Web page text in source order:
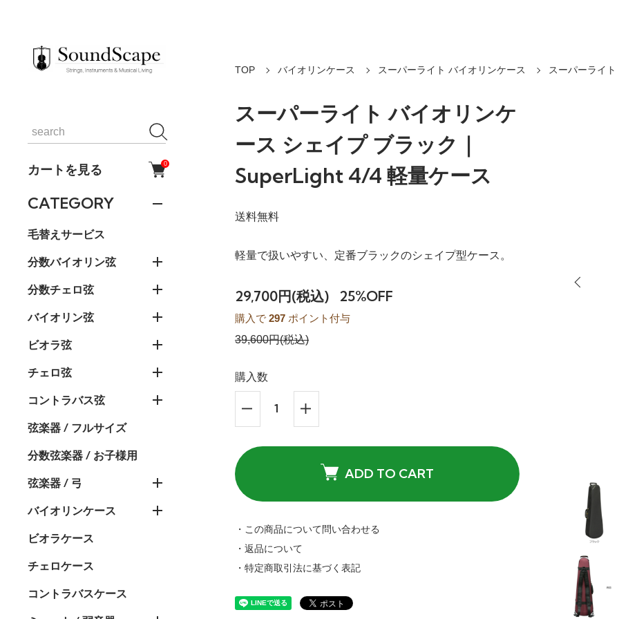
カートを見る 0
CATEGORY
毛替えサービス
分数バイオリン弦
分数チェロ弦
バイオリン弦
ビオラ弦
チェロ弦
コントラバス弦
弦楽器 / フルサイズ
分数弦楽器 / お子様用
弦楽器 / 弓
バイオリンケース
ビオラケース
チェロケース
コントラバスケース
TOP バイオリンケース スーパーライト バイオリンケース スーパーライ
スーパーライト バイオリンケ
ース シェイプ ブラック｜
SuperLight 4/4 軽量ケース
送料無料
軽量で扱いやすい、定番ブラックのシェイプ型ケース。
29,700円(税込) 25%OFF
購入で 297 ポイント付与
39,600円(税込)
購入数
ADD TO CART
・この商品について問い合わせる
・返品について
・特定商取引法に基づく表記